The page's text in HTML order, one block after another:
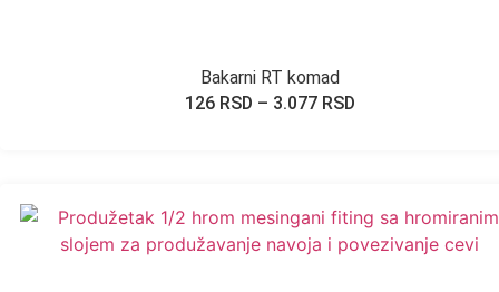
Bakarni RT komad
126 RSD – 3.077 RSD